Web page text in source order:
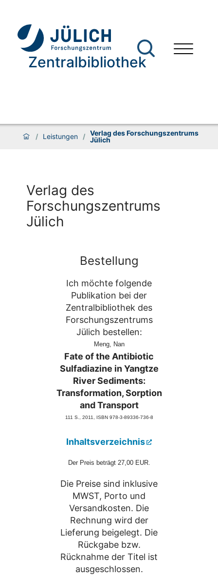
Zentralbibliothek
/ Leistungen / Verlag des Forschungszentrums
Jülich
Verlag des
Forschungszentrums
Jülich
Bestellung
Ich möchte folgende
Publikation bei der
Zentralbibliothek des
Forschungszentrums
Jülich bestellen:
Meng, Nan
Fate of the Antibiotic
Sulfadiazine in Yangtze
River Sediments:
Transformation, Sorption
and Transport
111 S., 2011 , ISBN 978-3-89336-736-8
Inhaltsverzeichnis
Der Preis beträgt 27,00 EUR.
Die Preise sind inklusive
MWST, Porto und
Versandkosten. Die
Rechnung wird der
Lieferung beigelegt. Die
Rückgabe bzw.
Rücknahme der Titel ist
ausgeschlossen.